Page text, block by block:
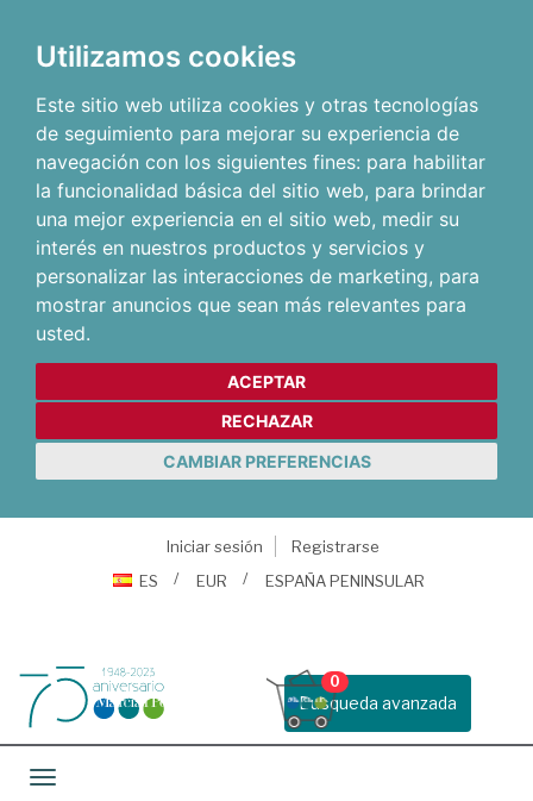
Utilizamos cookies
Este sitio web utiliza cookies y otras tecnologías
de seguimiento para mejorar su experiencia de
navegación con los siguientes fines: para habilitar
la funcionalidad básica del sitio web, para brindar
una mejor experiencia en el sitio web, medir su
interés en nuestros productos y servicios y
personalizar las interacciones de marketing, para
mostrar anuncios que sean más relevantes para
usted.
ACEPTAR
RECHAZAR
CAMBIAR PREFERENCIAS
Iniciar sesión
Registrarse
ES
EUR ESPAÑA PENINSULAR
Busqueda avanzada
0
Toggle navigation